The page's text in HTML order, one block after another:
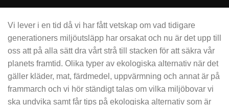
Vi lever i en tid då vi har fått vetskap om vad tidigare
generationers miljöutsläpp har orsakat och nu är det upp till
oss att på alla sätt dra vårt strå till stacken för att säkra vår
planets framtid. Olika typer av ekologiska alternativ när det
gäller kläder, mat, färdmedel, uppvärmning och annat är på
frammarch och vi hör ständigt talas om vilka miljöbovar vi
ska undvika samt får tips på ekologiska alternativ som är